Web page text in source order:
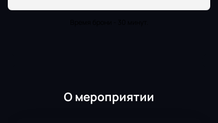
О мероприятии